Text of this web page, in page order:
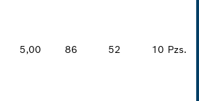
5,00 86 52 10 Pzs.